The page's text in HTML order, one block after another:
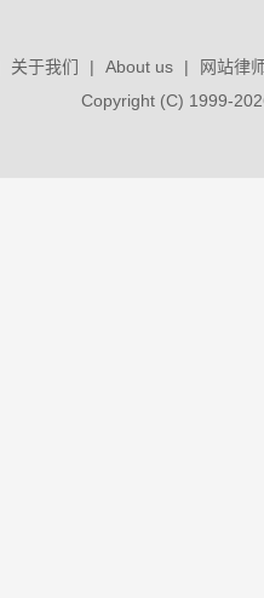
关于我们 | About us |
网站律
Copyright (C) 1999-